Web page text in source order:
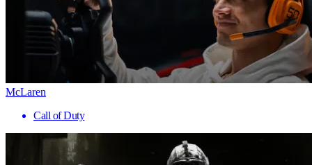
McLaren
Call of Duty